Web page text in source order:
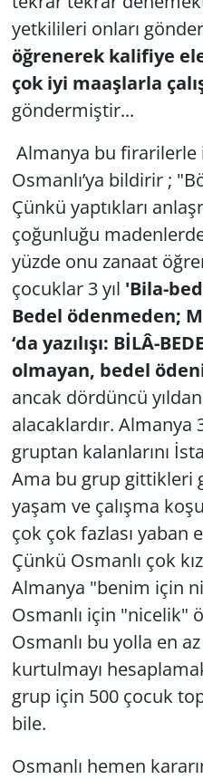
yetkilileri onları
öğrenerek kalifiye
çok iyi maaşlarla
göndermiştir...
Almanya bu firarilerle
Osmanlı’ya bildirir ;
Çünkü yaptıkları
çoğunluğu
yüzde onu zanaat
çocuklar 3 yıl 'Bila-
Bedel ödenmeden;
‘da yazılışı: BİLÂ-
olmayan, bedel
ancak dördüncü
alacaklardır.
gruptan kalanlarını
Ama bu grup gittikleri
yaşam ve çalışma
çok çok fazlası
Çünkü Osmanlı çok
Almanya "benim için
Osmanlı için "nicelik"
Osmanlı bu yolla en
kurtulmayı
grup için 500 çocuk
bile.
Osmanlı hemen